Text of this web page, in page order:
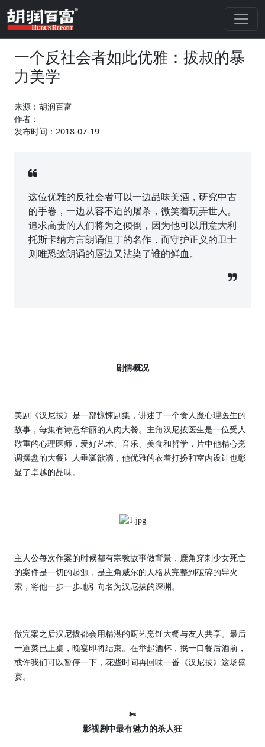
一个反社会者如此优雅：拔叔的暴
力美学
来源：胡润百富
作者：
发布时间：2018-07-19
这位优雅的反社会者可以一边品味美酒，研究中古
的手卷，一边从容不迫的屠杀，微笑着玩弄世人。
追求高贵的人们将为之倾倒，因为他可以用意大利
托斯卡纳方言朗诵但丁的名作，而守护正义的卫士
则唯恐这朗诵的唇边又沾染了谁的鲜血。
剧情概况
美剧《汉尼拔》是一部惊悚剧集，讲述了一个食人魔心理医生的
故事，每集有诗意华丽的人肉大餐。主角汉尼拔医生是一位受人
敬重的心理医师，爱好艺术、音乐、美食和哲学，片中他精心烹
调摆盘的大餐让人垂涎欲滴，他优雅的衣着打扮和室内设计也彰
显了卓越的品味。
主人公每次作案的时候都有宗教故事做背景，鹿角穿刺少女死亡
的案件是一切的起源，是主角威尔的人格从完整到破碎的导火
索，将他一步一步地引向名为汉尼拔的深渊。
做完案之后汉尼拔都会用精湛的厨艺烹饪大餐与友人共享。最后
一道菜已上桌，晚宴即将结束。在举起酒杯，抿一口餐后酒前，
或许我们可以暂停一下，花些时间再回味一番《汉尼拔》这场盛
宴。
✄
影视剧中最有魅力的杀人狂